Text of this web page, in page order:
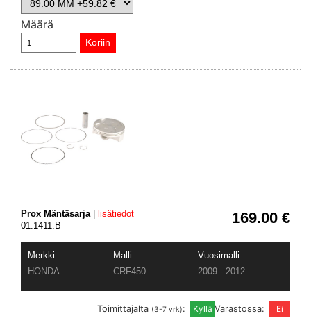
Määrä
169.00 €
Prox Mäntäsarja|
lisätiedot
01.1411.B
Merkki Malli
Vuosimalli
HONDA
CRF450 2009 - 2012
Varastossa:
Toimittajalta (3-7 vrk):